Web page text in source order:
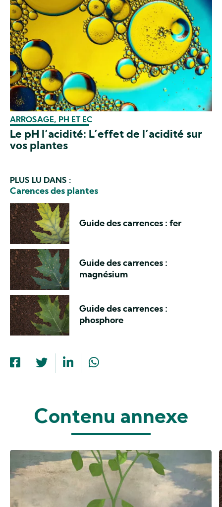
ARROSAGE, PH ET EC
Le pH l’acidité: L’effet de l’acidité sur
vos plantes
PLUS LU DANS :
Carences des plantes
Guide des carrences : fer
Guide des carrences :
magnésium
Guide des carrences :
phosphore
Contenu annexe